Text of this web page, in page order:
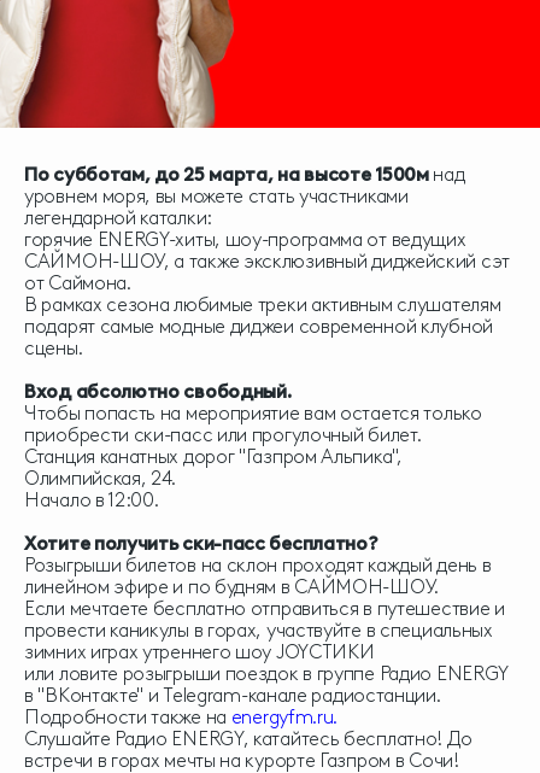
По субботам, до 25 марта, на высоте 1500мнад
уровнем моря, вы можете стать участниками
легендарной каталки:
горячие ENERGY-хиты, шоу-программа от ведущих
САЙМОН-ШОУ, а также эксклюзивный диджейский сэт
от Саймона.
В рамках сезона любимые треки активным слушателям
подарят самые модные диджеи современной клубной
сцены.
Вход абсолютно свободный.
Чтобы попасть на мероприятие вам остается только
приобрести ски-пасс или прогулочный билет.
Станция канатных дорог "Газпром Альпика",
Олимпийская, 24.
Начало в 12:00.
Хотите получить ски-пасс бесплатно?
Розыгрыши билетов на склон проходят каждый день в
линейном эфире и по будням в САЙМОН-ШОУ.
Если мечтаете бесплатно отправиться в путешествие и
провести каникулы в горах, участвуйте в специальных
зимних играх утреннего шоу JOYСТИКИ
или ловите розыгрыши поездок в группе Радио ENERGY
в "ВКонтакте" иTelegram-канале радиостанции.
Подробности также на energyfm.ru.
Слушайте Радио ENERGY, катайтесь бесплатно! До
встречи в горах мечты на курорте Газпром в Сочи!